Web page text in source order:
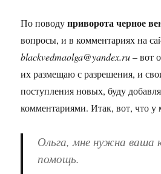
По поводуприворота черное
вопросы, и в комментариях на
blackvedmaolga@yandex.ru– вот
их размещаю с разрешения, и
поступления новых, буду
комментариями. Итак, вот, что у
Ольга, мне нужна ваша
помощь.